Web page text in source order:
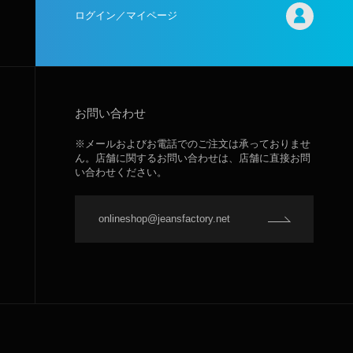
ログイン／マイページ
お問い合わせ
※メールおよびお電話でのご注文は承っておりませ
ん。店舗に関するお問い合わせは、店舗に直接お問
い合わせください。
onlineshop@jeansfactory.net